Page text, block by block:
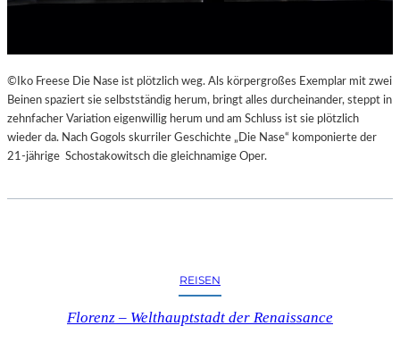
©Iko Freese Die Nase ist plötzlich weg. Als körpergroßes Exemplar mit zwei
Beinen spaziert sie selbstständig herum, bringt alles durcheinander, steppt in
zehnfacher Variation eigenwillig herum und am Schluss ist sie plötzlich
wieder da. Nach Gogols skurriler Geschichte „Die Nase“ komponierte der
21-jährige Schostakowitsch die gleichnamige Oper.
REISEN
Florenz – Welthauptstadt der Renaissance